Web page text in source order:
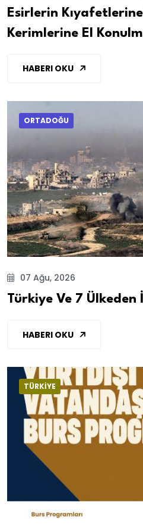
Esirlerin
Kerimlerine El
HABERI OKU
ORTADOĞU
07 Ağu, 2026
Türkiye Ve 7 Ülkeden
HABERI OKU
TÜRKİYE